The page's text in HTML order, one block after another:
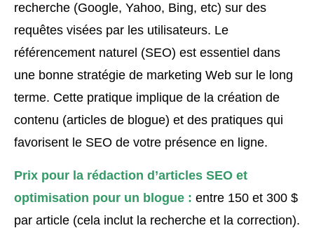
recherche (Google, Yahoo, Bing, etc) sur des
requêtes visées par les utilisateurs. Le
référencement naturel (SEO) est essentiel dans
une bonne stratégie de marketing Web sur le long
terme. Cette pratique implique de la création de
contenu (articles de blogue) et des pratiques qui
favorisent le SEO de votre présence en ligne.
Prix pour la rédaction d’articles SEO et
optimisation pour un blogue : entre 150 et 300 $
par article (cela inclut la recherche et la correction).